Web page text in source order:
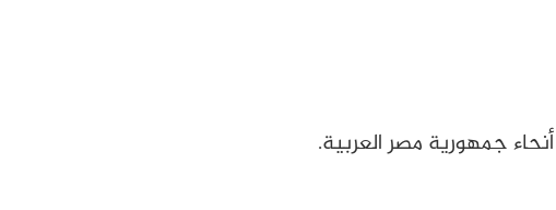
جمهورية مصر العربية.